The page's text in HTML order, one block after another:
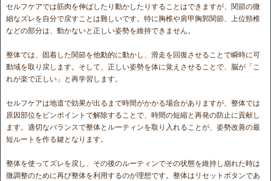
セルフケアでは筋肉を伸ばしたり動かしたりすることはできますが、関節の微
細なズレを自分で戻すことは難しいです。特に胸椎や肩甲胸郭関節、上位頸椎
などの部分は、動かないと正しい姿勢を維持できません。
整体では、固着した関節を他動的に動かし、滑走を回復させることで瞬時に可
動域を取り戻します。そして、正しい姿勢を体に覚えさせることで、脳が「こ
れが楽で正しい」と再学習します。
セルフケアは地道で効果が出るまで時間がかかる場合がありますが、整体では
原因部位をピンポイントで解除することで、時間の短縮と再発の防止に貢献し
ます。適切なバランスで整体とルーティンを取り入れることが、姿勢改善の最
短ルートを作る鍵となります。
整体を使ってズレを戻し、その後のルーティンでその状態を維持し崩れた時は
微調整のために再び整体を利用するのが理想です。整体はリセットボタンであ